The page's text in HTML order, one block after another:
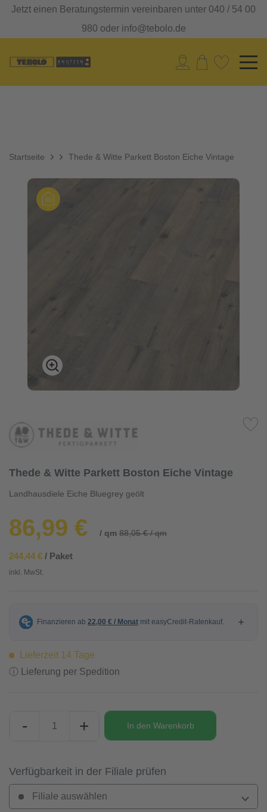
Jetzt einen Beratungstermin vereinbaren unter 040 / 54 00
980 oder info@tebolo.de
Startseite Thede & Witte Parkett Boston Eiche Vintage
Thede & Witte Parkett Boston Eiche Vintage
Landhausdiele Eiche Bluegrey geölt
86,99 € / qm 88,05 € / qm
244,44 € / Paket
inkl. MwSt.
Lieferzeit 14 Tage
ⓘ Lieferung per Spedition
- + In den Warenkorb
Verfügbarkeit in der Filiale prüfen
Filiale auswählen